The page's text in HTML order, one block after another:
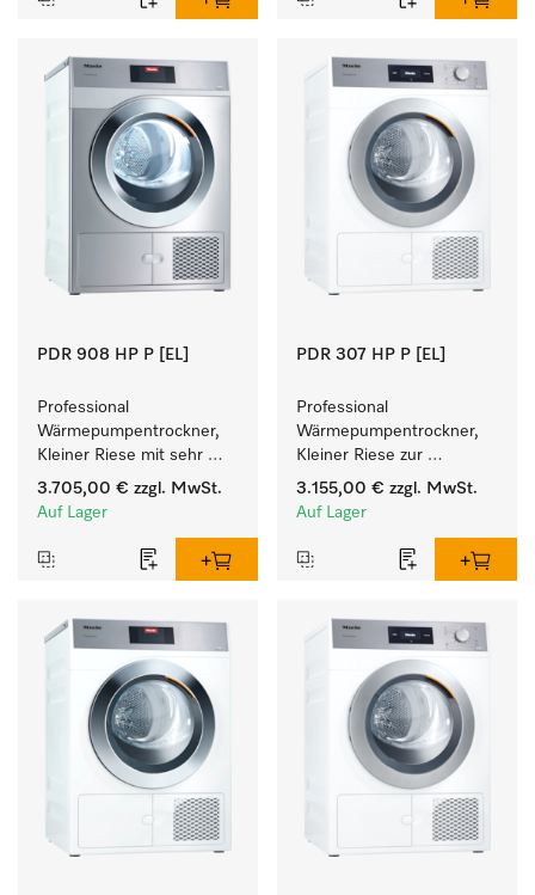
PDR 908 HP P [EL]
Professional
Wärmepumpentrockner,
Kleiner Riese mit sehr
geringem
Energieverbrauch und
Füllgewicht 8 kg.
3.705,00 € zzgl. MwSt.
Auf Lager
PDR 307 HP P [EL]
Professional
Wärmepumpentrockner,
Kleiner Riese zur
einfachen und flexiblen
Aufstellung ohne
3.155,00 € zzgl. MwSt.
Auf Lager